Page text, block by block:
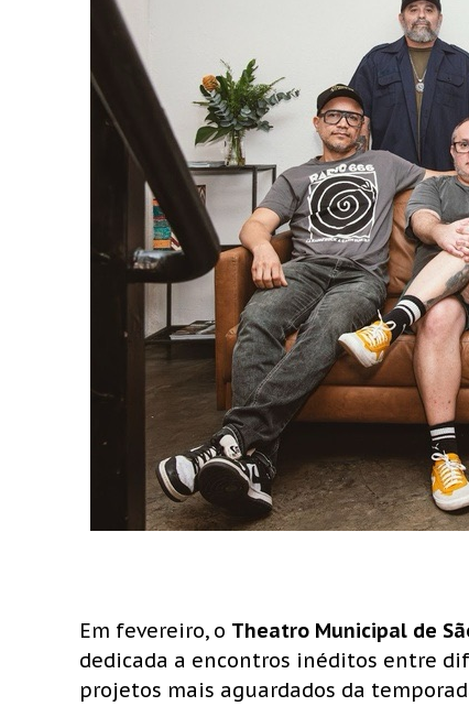
Em fevereiro, o Theatro Municipal de
dedicada a encontros inéditos entre
projetos mais aguardados da